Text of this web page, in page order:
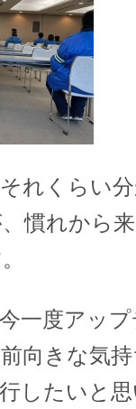
れくらい
慣れから
一度アッ
向きな気
したいと